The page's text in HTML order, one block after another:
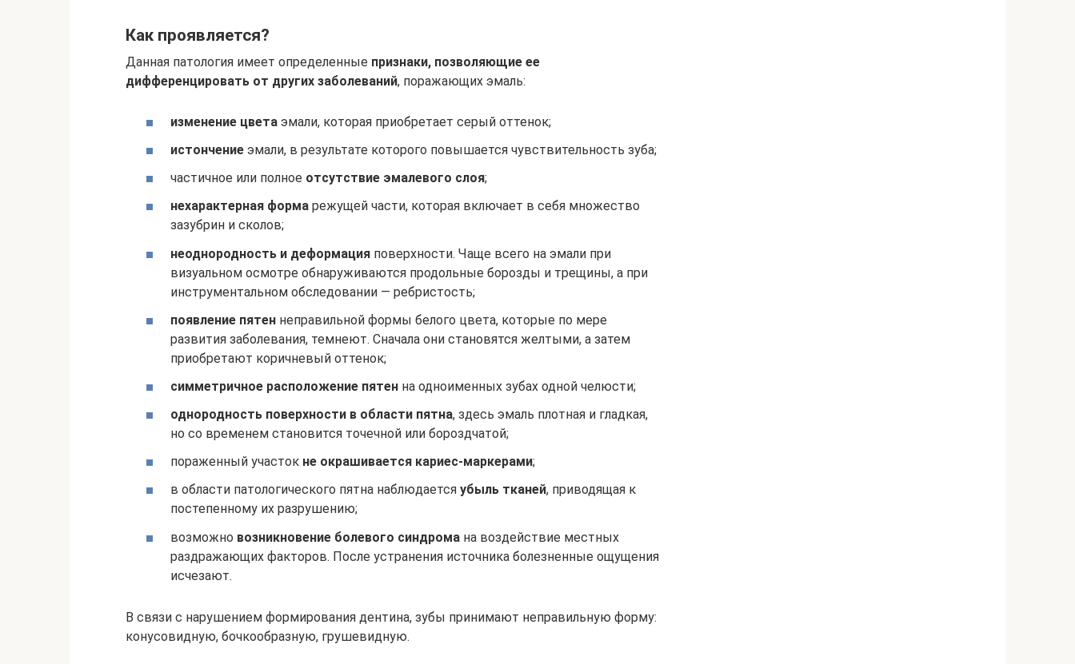
Как проявляется?
Данная патология имеет определенные признаки, позволяющие ее
дифференцировать от других заболеваний, поражающих эмаль:
изменение цвета эмали, которая приобретает серый оттенок;
истончение эмали, в результате которого повышается чувствительность зуба;
частичное или полное отсутствие эмалевого слоя;
нехарактерная форма режущей части, которая включает в себя множество
зазубрин и сколов;
неоднородность и деформация поверхности. Чаще всего на эмали при
визуальном осмотре обнаруживаются продольные борозды и трещины, а при
инструментальном обследовании — ребристость;
появление пятен неправильной формы белого цвета, которые по мере
развития заболевания, темнеют. Сначала они становятся желтыми, а затем
приобретают коричневый оттенок;
симметричное расположение пятен на одноименных зубах одной челюсти;
однородность поверхности в области пятна, здесь эмаль плотная и гладкая,
но со временем становится точечной или бороздчатой;
пораженный участок не окрашивается кариес-маркерами;
в области патологического пятна наблюдается убыль тканей, приводящая к
постепенному их разрушению;
возможно возникновение болевого синдрома на воздействие местных
раздражающих факторов. После устранения источника болезненные ощущения
исчезают.
В связи с нарушением формирования дентина, зубы принимают неправильную форму:
конусовидную, бочкообразную, грушевидную.